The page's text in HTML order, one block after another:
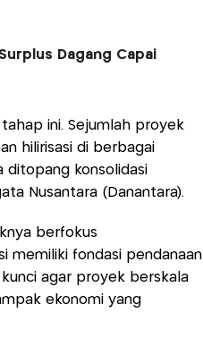
Dagang Capai
ini. Sejumlah proyek
hilirisasi di berbagai
ditopang konsolidasi
Nusantara (Danantara).
berfokus
memiliki fondasi pendanaan
agar proyek berskala
ekonomi yang